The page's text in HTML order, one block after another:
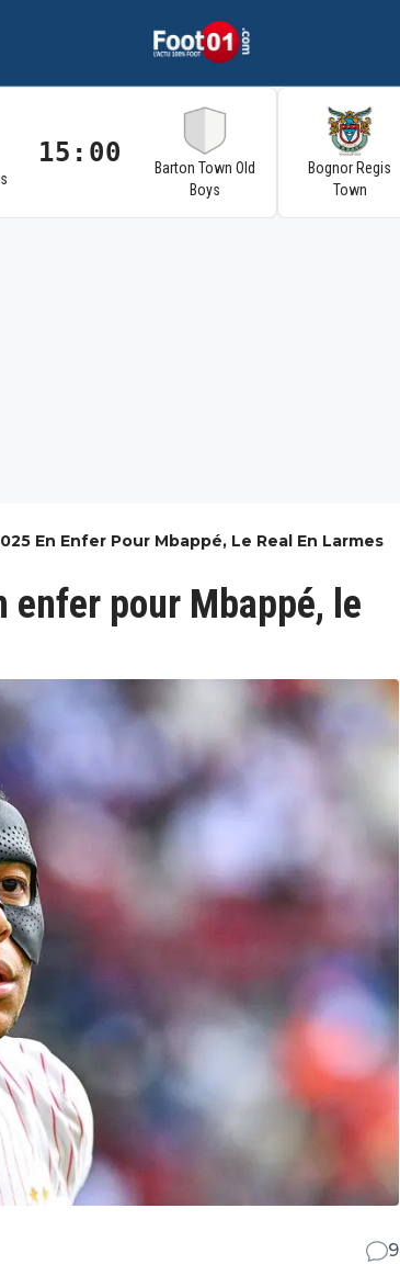
15:00
Barton Town Old
Boys
Bognor Regis
Town
En Enfer Pour Mbappé, Le Real En Larmes
enfer pour Mbappé, le
9